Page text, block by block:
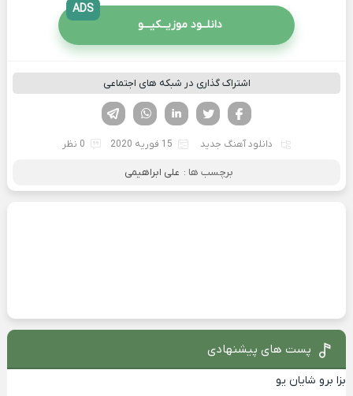
دانلــود موزیــکیـــو
ADS
اشتراک گذاری در شبکه های اجتماعی
لینکدین تویتر
فیسوک
دانلود آهنگ جدید 15 فوریه 2020 0 نظر
برچسب ها : علی ابراهیمی
پست های پیشنهادی
بزا برو شایان یو